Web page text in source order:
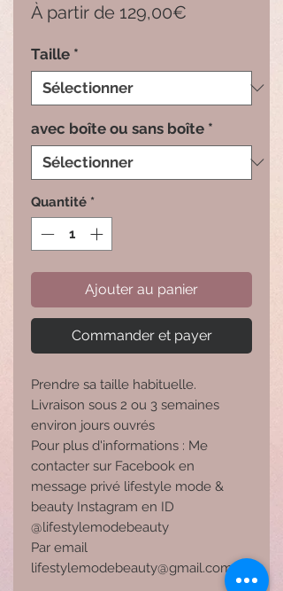
À partir de 129,00€
Taille *
avec boîte ou sans boîte *
Quantité *
Ajouter au panier
Commander et payer
Prendre sa taille habituelle.
Livraison sous 2 ou 3 semaines
environ jours ouvrés
Pour plus d'informations : Me
contacter sur Facebook en
message privé lifestyle mode &
beauty Instagram en ID
@lifestylemodebeauty
Par email
lifestylemodebeauty@gmail.com